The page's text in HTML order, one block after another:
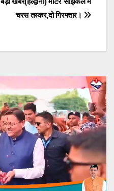
चरस तस्कर,दो गिरफ्तार।